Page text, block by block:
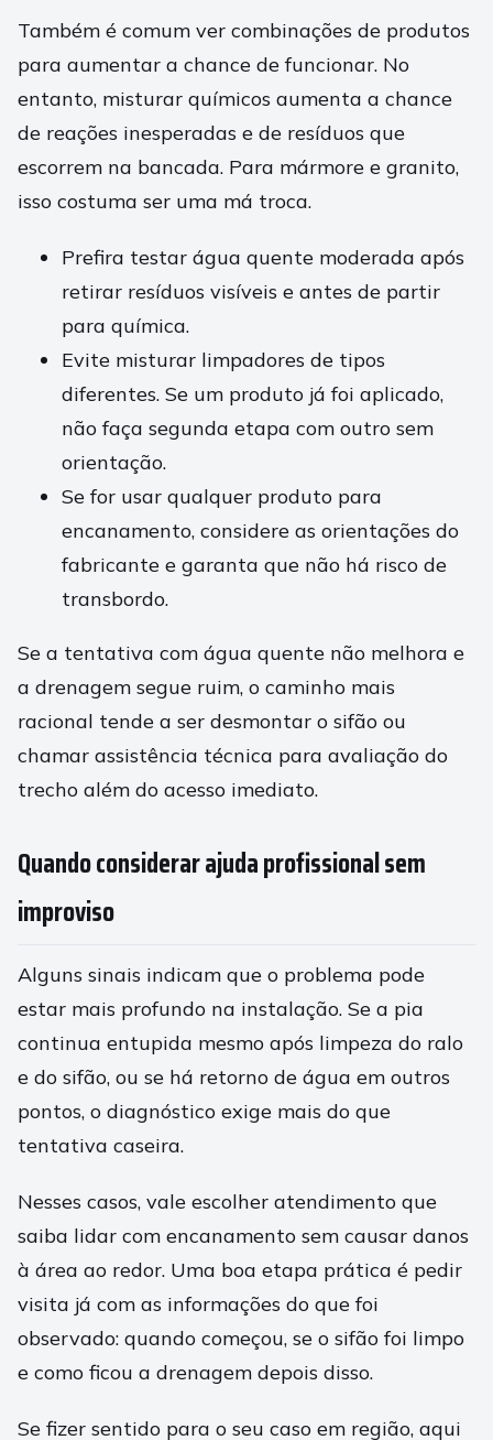
Também é comum ver combinações de produtos
para aumentar a chance de funcionar. No
entanto, misturar químicos aumenta a chance
de reações inesperadas e de resíduos que
escorrem na bancada. Para mármore e granito,
isso costuma ser uma má troca.
Prefira testar água quente moderada após
retirar resíduos visíveis e antes de partir
para química.
Evite misturar limpadores de tipos
diferentes. Se um produto já foi aplicado,
não faça segunda etapa com outro sem
orientação.
Se for usar qualquer produto para
encanamento, considere as orientações do
fabricante e garanta que não há risco de
transbordo.
Se a tentativa com água quente não melhora e
a drenagem segue ruim, o caminho mais
racional tende a ser desmontar o sifão ou
chamar assistência técnica para avaliação do
trecho além do acesso imediato.
Quando considerar ajuda profissional sem
improviso
Alguns sinais indicam que o problema pode
estar mais profundo na instalação. Se a pia
continua entupida mesmo após limpeza do ralo
e do sifão, ou se há retorno de água em outros
pontos, o diagnóstico exige mais do que
tentativa caseira.
Nesses casos, vale escolher atendimento que
saiba lidar com encanamento sem causar danos
à área ao redor. Uma boa etapa prática é pedir
visita já com as informações do que foi
observado: quando começou, se o sifão foi limpo
e como ficou a drenagem depois disso.
Se fizer sentido para o seu caso em região, aqui